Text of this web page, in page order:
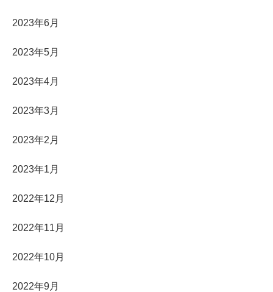
2023年6月
2023年5月
2023年4月
2023年3月
2023年2月
2023年1月
2022年12月
2022年11月
2022年10月
2022年9月